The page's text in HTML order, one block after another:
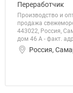
Переработчик
Производство и
продажа
443022, Россия,
дом 46 А - факт.
Россия,